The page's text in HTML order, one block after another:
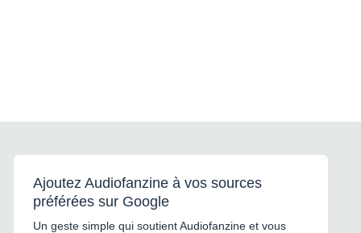
Ajoutez Audiofanzine à vos sources
préférées sur Google
Un geste simple qui soutient Audiofanzine et vous